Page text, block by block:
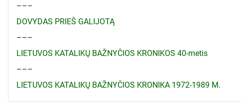
–––
DOVYDAS PRIEŠ GALIJOTĄ
–––
LIETUVOS KATALIKŲ BAŽNYČIOS KRONIKOS 40-metis
–––
LIETUVOS KATALIKŲ BAŽNYČIOS KRONIKA 1972-1989 M.